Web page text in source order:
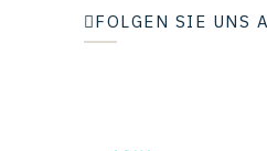
FOLGEN SIE UNS